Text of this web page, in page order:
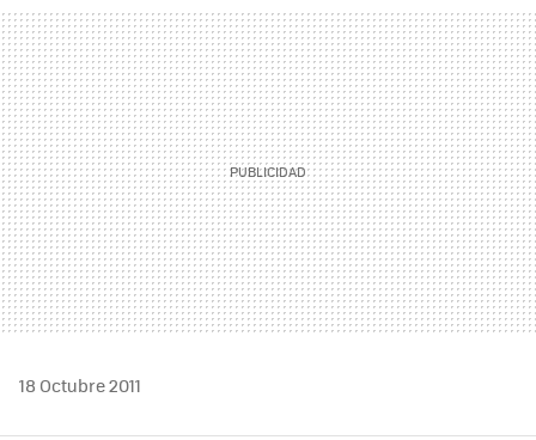
MAIL
18 Octubre 2011